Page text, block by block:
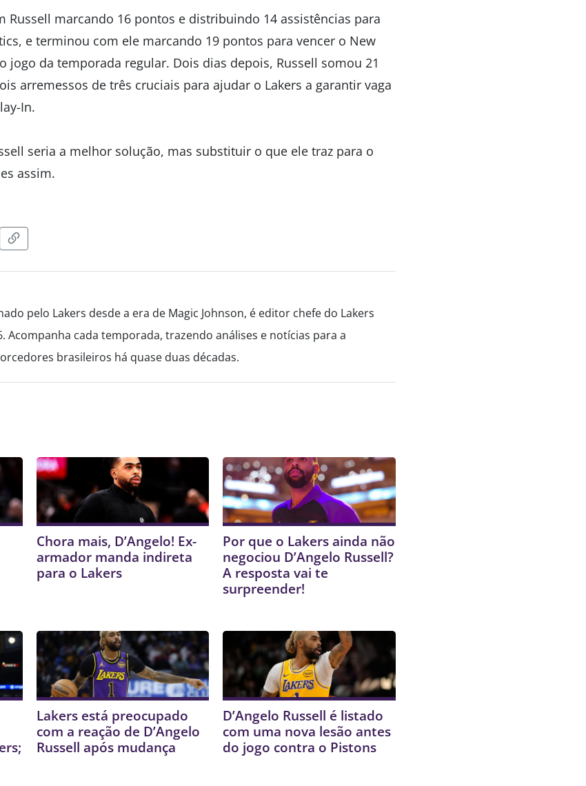
Russell marcando 16 pontos e distribuindo 14 assistências para
e terminou com ele marcando 19 pontos para vencer o New
jogo da temporada regular. Dois dias depois, Russell somou 21
arremessos de três cruciais para ajudar o Lakers a garantir vaga
In.
seria a melhor solução, mas substituir o que ele traz para o
assim.
pelo Lakers desde a era de Magic Johnson, é editor chefe do Lakers
Acompanha cada temporada, trazendo análises e notícias para a
brasileiros há quase duas décadas.
Chora mais, D’Angelo! Ex-
armador manda indireta
para o Lakers
Por que o Lakers ainda não
negociou D’Angelo Russell?
A resposta vai te
surpreender!
Lakers está preocupado
com a reação de D’Angelo
Russell após mudança
D’Angelo Russell é listado
com uma nova lesão antes
do jogo contra o Pistons